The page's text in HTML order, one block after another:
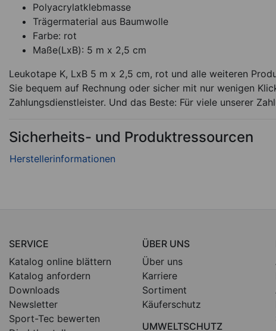
Polyacrylatklebmasse
Trägermaterial aus Baumwolle
Farbe: rot
Maße(LxB): 5 m x 2,5 cm
Leukotape K, LxB 5 m x 2,5 cm, rot und alle weiteren
Sie bequem auf Rechnung oder sicher mit nur wenigen
Zahlungsdienstleister. Und das Beste: Für viele unserer
Sicherheits- und Produktressourcen
SERVICE
Katalog online blättern
Katalog anfordern
Downloads
Newsletter
Sport-Tec bewerten
ÜBER UNS
Über uns
Karriere
Sortiment
Käuferschutz
UMWELTSCHUTZ